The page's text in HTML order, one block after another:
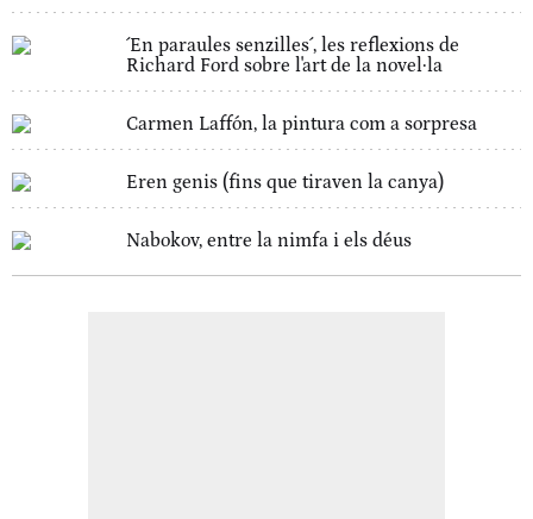
´En paraules senzilles´, les reflexions de
Richard Ford sobre l'art de la novel·la
Carmen Laffón, la pintura com a sorpresa
Eren genis (fins que tiraven la canya)
Nabokov, entre la nimfa i els déus